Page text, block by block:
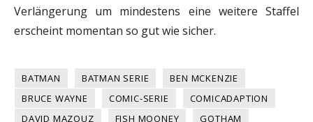
Verlängerung um mindestens eine weitere Staffel
erscheint momentan so gut wie sicher.
BATMAN BATMAN SERIE
BEN MCKENZIE
BRUCE WAYNE
COMIC-SERIE
COMICADAPTION
DAVID MAZOUZ
FISH MOONEY
GOTHAM